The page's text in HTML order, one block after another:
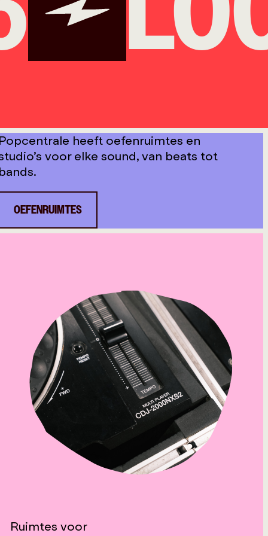
Popcentrale heeft oefenruimtes en
voor elke sound, van beats tot
bands.
OEFENRUIMTES
Ruimtes voor